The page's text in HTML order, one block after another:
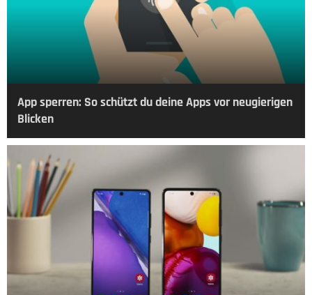
App sperren: So schützt du deine Apps vor neugierigen
Blicken